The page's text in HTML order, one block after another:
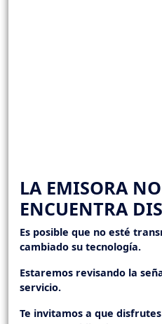
LA EMISORA
ENCUENTRA
Es posible que no esté
cambiado su tecnología.
Estaremos revisando la
servicio.
Te invitamos a que